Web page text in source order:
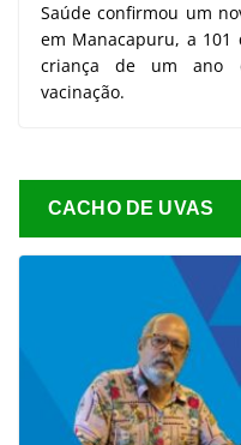
Saúde confirmou um
em Manacapuru, a
criança de um ano
vacinação.
CACHO DE UVAS